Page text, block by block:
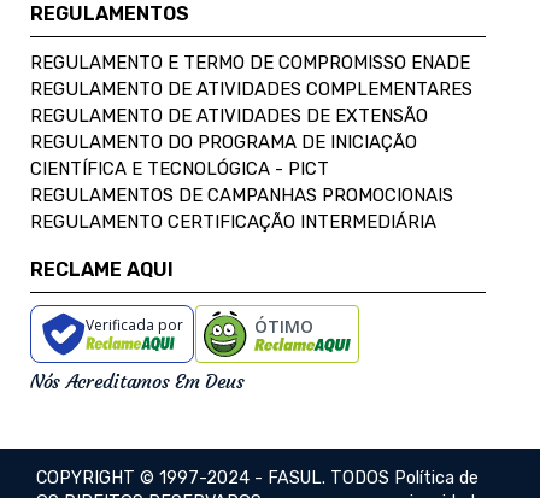
REGULAMENTOS
REGULAMENTO E TERMO DE COMPROMISSO ENADE
REGULAMENTO DE ATIVIDADES COMPLEMENTARES
REGULAMENTO DE ATIVIDADES DE EXTENSÃO
REGULAMENTO DO PROGRAMA DE INICIAÇÃO
CIENTÍFICA E TECNOLÓGICA - PICT
REGULAMENTOS DE CAMPANHAS PROMOCIONAIS
REGULAMENTO CERTIFICAÇÃO INTERMEDIÁRIA
RECLAME AQUI
Verificada por ÓTIMO
Nós Acreditamos Em Deus
COPYRIGHT © 1997-2024 - FASUL. TODOS Política de